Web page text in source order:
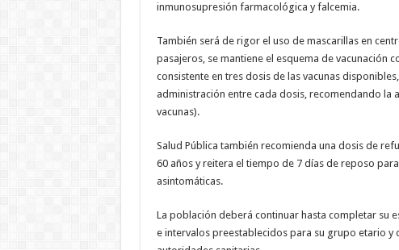
inmunosupresión farmacológica y falcemia.
También será de rigor el uso de mascarillas en
pasajeros, se mantiene el esquema de vacunación
consistente en tres dosis de las vacunas
administración entre cada dosis, recomendando
vacunas).
Salud Pública también recomienda una dosis de
60 años y reitera el tiempo de 7 días de reposo
asintomáticas.
La población deberá continuar hasta completar su
e intervalos preestablecidos para su grupo etario y